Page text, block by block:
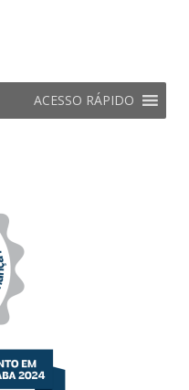
ACESSO RÁPIDO